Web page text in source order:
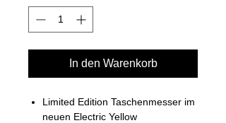
In den Warenkorb
Limited Edition Taschenmesser im
neuen Electric Yellow